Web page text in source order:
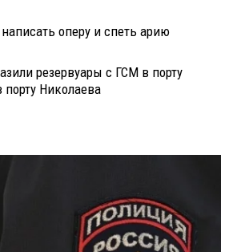
оперу и спеть арию
резервуары с ГСМ в порту
Николаева